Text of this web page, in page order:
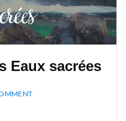
Eaux sacrées